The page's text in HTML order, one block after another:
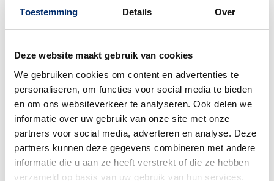
Toestemming Details Over
Deze website maakt gebruik van cookies
We gebruiken cookies om content en advertenties te
personaliseren, om functies voor social media te bieden
en om ons websiteverkeer te analyseren. Ook delen we
informatie over uw gebruik van onze site met onze
partners voor social media, adverteren en analyse. Deze
partners kunnen deze gegevens combineren met andere
informatie die u aan ze heeft verstrekt of die ze hebben
verzameld op basis van uw gebruik van hun services.
ook nog eens helemaalgratis verzonden.
Goede waardering
We krijgen een goede waardering van Onze
klanten. 9+ gemiddeld.